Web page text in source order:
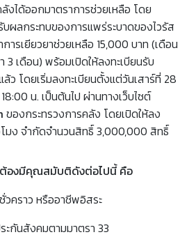
งได้ออกมาตราการช่วยเหลือ โดย
บผลกระทบของการแพร่ระบาดของไวรัส
ารเยียวยาช่วยเหลือ 15,000 บาท (เดือน
3 เดือน) พร้อมเปิดให้ลงทะเบียนรับ
ว โดยเริ่มลงทะเบียนตั้งแต่วันเสาร์ที่ 28
น. เป็นต้นไป ผ่านทางเว็บไซต์
ของกระทรวงการคลัง โดยเปิดให้ลง
มง จำกัดจำนวนสิทธิ์ 3,000,000 สิทธิ์
ต้องมีคุณสมับติดังต่อไปนี้ คือ
วคราว หรืออาชีพอิสระ
ะกันสังคมตามมาตรา 33